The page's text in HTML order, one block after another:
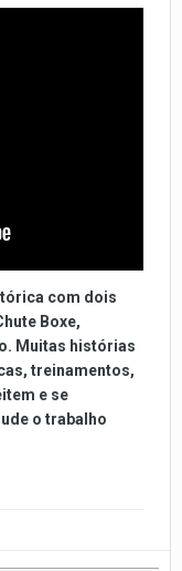
com dois
Boxe,
Muitas histórias
treinamentos,
e se
o trabalho